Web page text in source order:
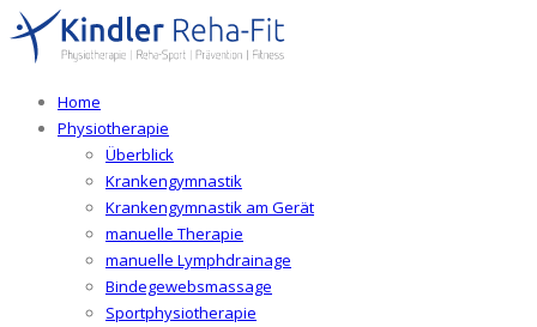
Home
Physiotherapie
Überblick
Krankengymnastik
Krankengymnastik am Gerät
manuelle Therapie
manuelle Lymphdrainage
Bindegewebsmassage
Sportphysiotherapie